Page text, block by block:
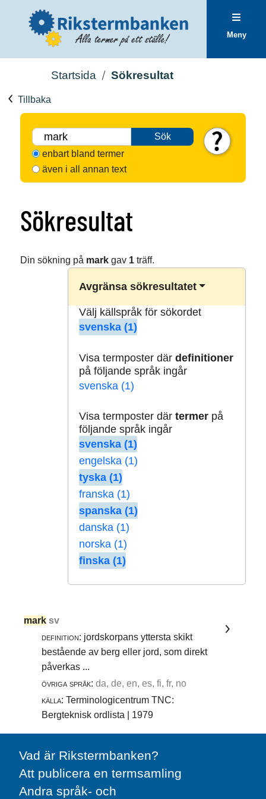
Meny
Startsida Sökresultat
Tillbaka
Sök
enbart bland termer
även i all annan text
Sökresultat
Din sökning på markgav 1träff.
Avgränsa sökresultatet
Välj källspråk för sökordet
svenska (1)
Visa termposter där definitioner
på följande språk ingår
svenska (1)
Visa termposter där termerpå
följande språk ingår
svenska (1)
engelska (1)
tyska (1)
franska (1)
spanska (1)
danska (1)
norska (1)
finska (1)
mark sv
definition: jordskorpans yttersta skikt
bestående av berg eller jord, som direkt
påverkas ...
övriga språk: da, de, en, es, fi, fr, no
källa: Terminologicentrum TNC:
Bergteknisk ordlista | 1979
Vad är Rikstermbanken?
Att publicera en termsamling
Andra språk- och